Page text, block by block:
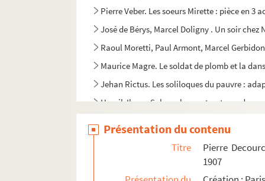
Pierre Veber. Les soeurs Mirette : pièce en 3
José de Bérys, Marcel Doligny . Un soir chez
Raoul Moretti, Paul Armont, Marcel
Maurice Magre. Le soldat de plomb et la
Jehan Rictus. Les soliloques du pauvre :
Henrik Ibsen. Solness le constructeur :
Son légionnaire : pièce en 1 acte
Joseph-Bernhard Rosier, Adolphe de
Présentation du contenu
Titre
Pierre
1907